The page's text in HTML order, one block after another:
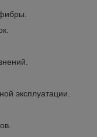
эксплуатации.